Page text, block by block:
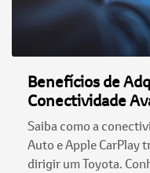
Benefícios de
Conectividade
Saiba como a
Auto e Apple CarPlay
dirigir um Toyota.